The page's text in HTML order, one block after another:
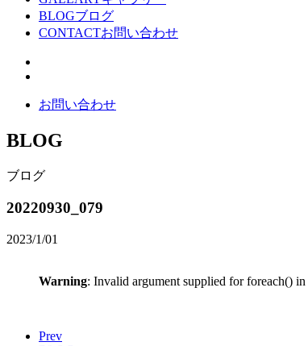
BLOGブログ
CONTACTお問い合わせ
お問い合わせ
BLOG
ブログ
20220930_079
2023/1/01
Warning: Invalid argument supplied for foreach() in
Prev